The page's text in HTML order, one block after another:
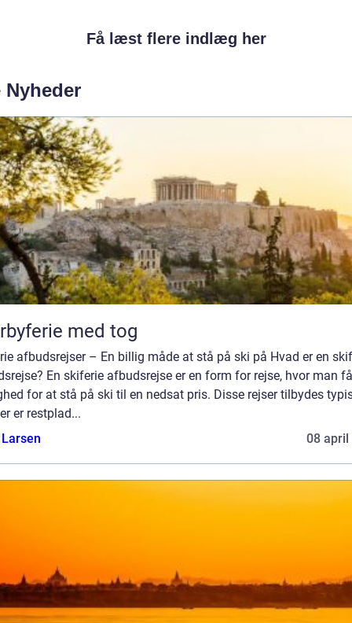
Få læst flere indlæg her
Nyheder
med tog
afbudsrejser – En billig måde at stå på ski på Hvad er en
En skiferie afbudsrejse er en form for rejse, hvor man
for at stå på ski til en nedsat pris. Disse rejser tilbydes
er restplad...
08 april